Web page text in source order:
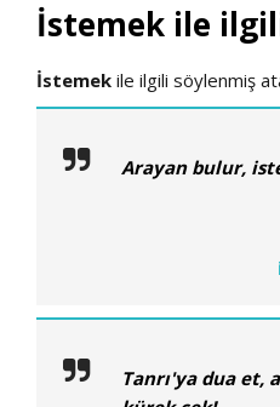
İstemek ile
İstemek ile ilgili söylenmiş
Arayan bulur,
Tanrı'ya dua et,